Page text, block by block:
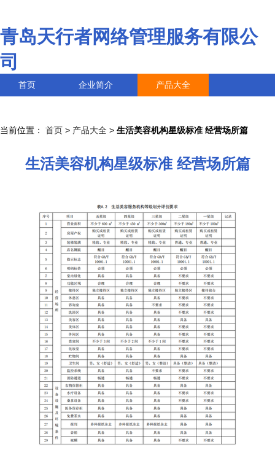
青岛天行者网络管理服务有限公
司
首页 企业简介 产品大全
当前位置： 首页 > 产品大全 > 生活美容机构星级标准 经营场所篇
生活美容机构星级标准 经营场所篇